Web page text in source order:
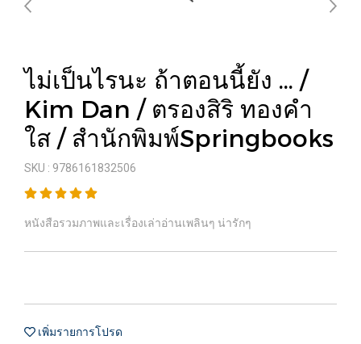
ไม่เป็นไรนะ ถ้าตอนนี้ยัง ... /
Kim Dan / ตรองสิริ ทองคำ
ใส / สำนักพิมพ์Springbooks
SKU : 9786161832506
หนังสือรวมภาพและเรื่องเล่าอ่านเพลินๆ น่ารักๆ
เพิ่มรายการโปรด